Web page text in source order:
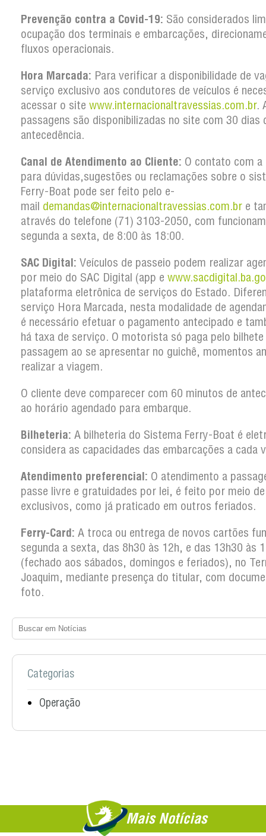
Prevenção contra a Covid-19: São considerados
ocupação dos terminais e embarcações,
fluxos operacionais.
Hora Marcada: Para verificar a disponibilidade de
serviço exclusivo aos condutores de veículos é
acessar o site www.internacionaltravessias.com.br.
passagens são disponibilizadas no site com 30 dias
antecedência.
Canal de Atendimento ao Cliente: O contato com a
para dúvidas,sugestões ou reclamações sobre o
Ferry-Boat pode ser feito pelo e-
mail demandas@internacionaltravessias.com.br e
através do telefone (71) 3103-2050, com
segunda a sexta, de 8:00 às 18:00.
SAC Digital: Veículos de passeio podem realizar
por meio do SAC Digital (app e
plataforma eletrônica de serviços do Estado.
serviço Hora Marcada, nesta modalidade de
é necessário efetuar o pagamento antecipado e
há taxa de serviço. O motorista só paga pelo bilhete
passagem ao se apresentar no guichê, momentos
realizar a viagem.
O cliente deve comparecer com 60 minutos de
ao horário agendado para embarque.
Bilheteria: A bilheteria do Sistema Ferry-Boat é
considera as capacidades das embarcações a cada
Atendimento preferencial: O atendimento a
passe livre e gratuidades por lei, é feito por meio
exclusivos, como já praticado em outros feriados.
Ferry-Card: A troca ou entrega de novos cartões
segunda a sexta, das 8h30 às 12h, e das 13h30 às
(fechado aos sábados, domingos e feriados), no
Joaquim, mediante presença do titular, com
foto.
Categorias
Operação
Mais Notícias